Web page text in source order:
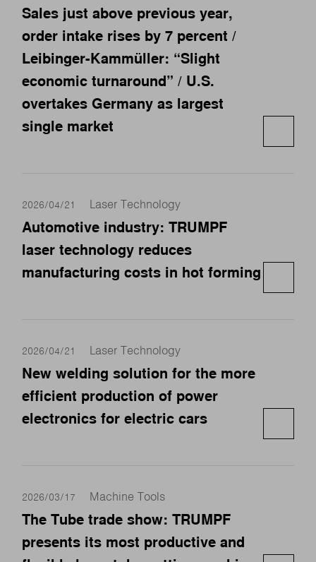
Sales just above previous year,
order intake rises by 7 percent /
Leibinger-Kammüller: “Slight
economic turnaround” / U.S.
overtakes Germany as largest
single market
2026/04/21 Laser Technology
Automotive industry: TRUMPF
laser technology reduces
manufacturing costs in hot forming
2026/04/21 Laser Technology
New welding solution for the more
efficient production of power
electronics for electric cars
2026/03/17 Machine Tools
The Tube trade show: TRUMPF
presents its most productive and